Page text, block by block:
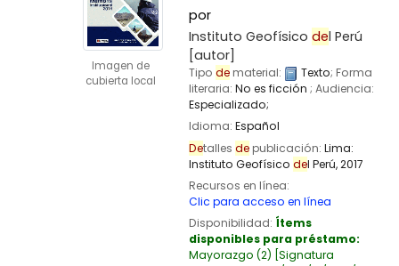
Imagen de
cubierta local
por
Instituto Geofísico del Perú
[autor]
Tipo dematerial: Texto; Forma
literaria: No es ficción ; Audiencia:
Especializado;
Idioma: Español
Detalles depublicación: Lima:
Instituto Geofísico del Perú,2017
Recursos en línea:
Clic para acceso en línea
Disponibilidad: Ítems
disponibles para préstamo:
Mayorazgo (2) Signatura